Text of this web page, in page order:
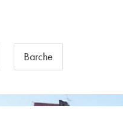
Barche